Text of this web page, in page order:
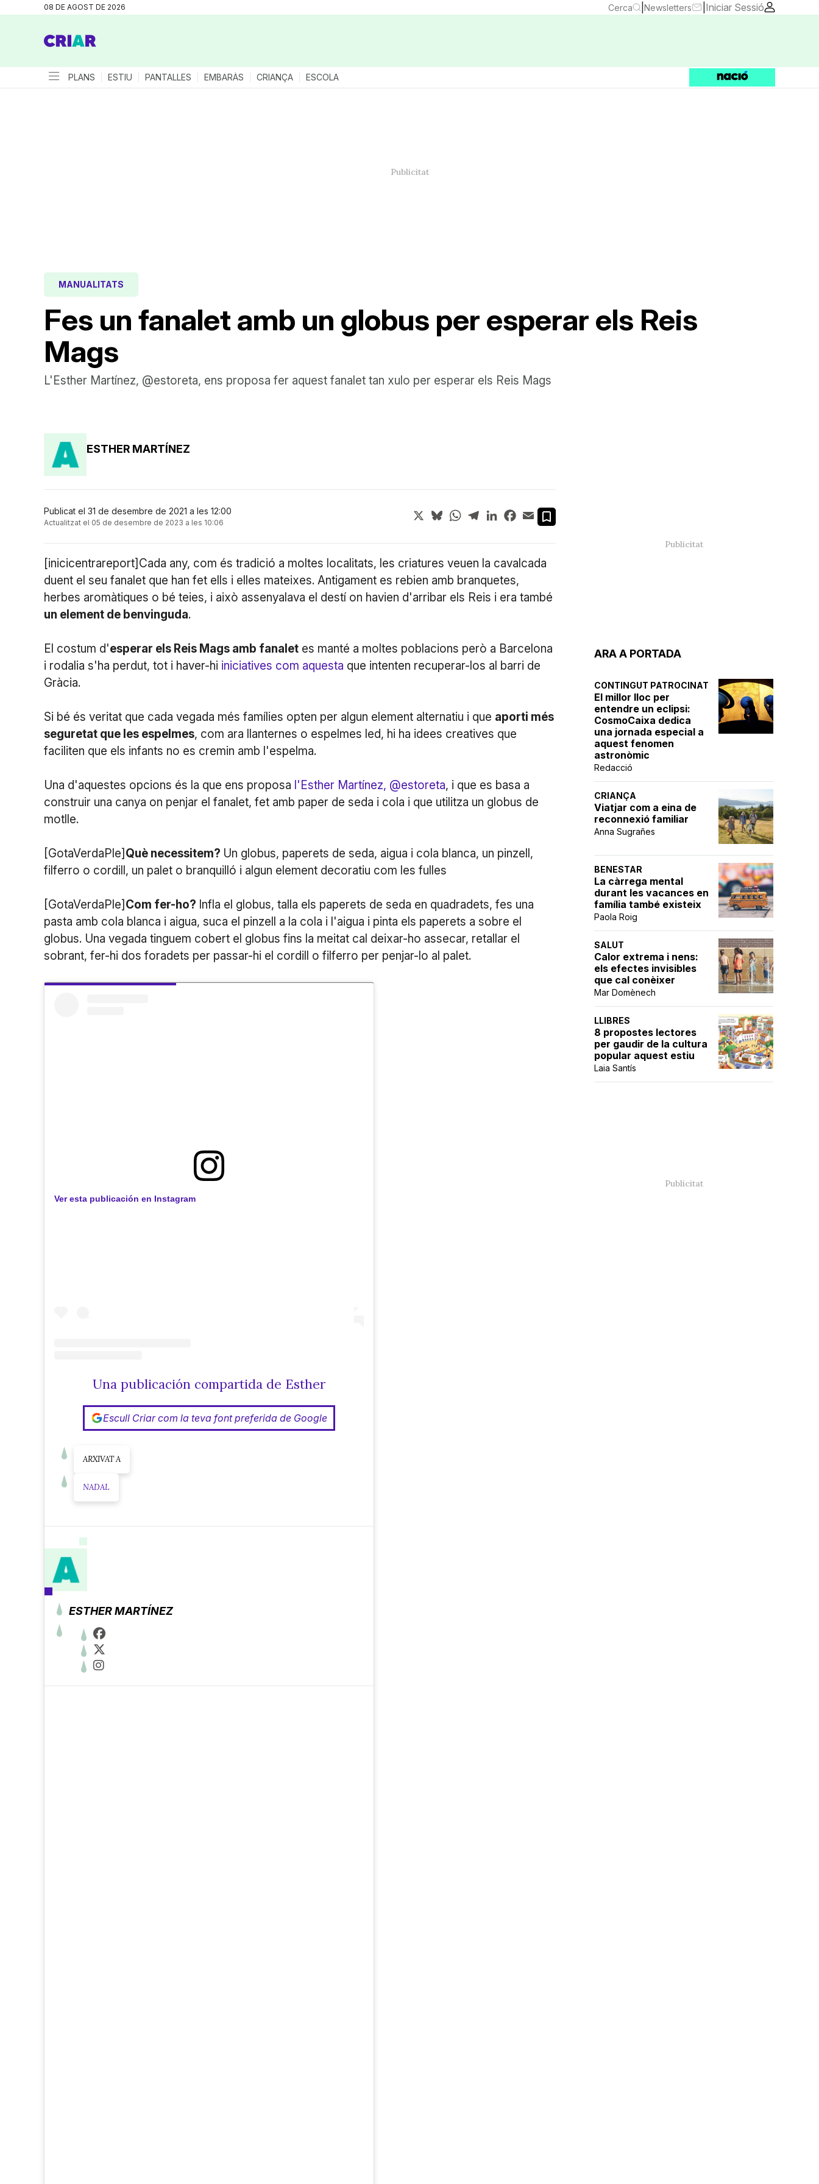
08 DE AGOST DE 2026 Cerca Newsletters Iniciar Sessió
PLANS ESTIU PANTALLES EMBARÀS CRIANÇA ESCOLA
Fes un fanalet amb un globus per esperar els Reis
Mags
MANUALITATS
L'Esther Martínez, @estoreta, ens proposa fer aquest fanalet tan xulo per esperar els Reis Mags
ARA A PORTADA
CONTINGUT PATROCINAT
El millor lloc per
entendre un eclipsi:
CosmoCaixa dedica
una jornada especial a
aquest fenomen
astronòmic
Redacció
CRIANÇA
Viatjar com a eina de
reconnexió familiar
Anna Sugrañes
BENESTAR
La càrrega mental
durant les vacances en
família també existeix
Paola Roig
SALUT
Calor extrema i nens:
els efectes invisibles
que cal conèixer
Mar Domènech
LLIBRES
8 propostes lectores
per gaudir de la cultura
popular aquest estiu
Laia Santís
ESTHER MARTÍNEZ
Publicat el 31 de desembre de 2021 a les 12:00
Actualitzat el 05 de desembre de 2023 a les 10:06
X BlueskyWhatsApp
TelegramLinkedInFacebook
Email
[inicicentrareport]Cada any, com és tradició a moltes localitats, les criatures veuen la cavalcada
duent el seu fanalet que han fet ells i elles mateixes. Antigament es rebien amb branquetes,
herbes aromàtiques o bé teies, i això assenyalava el destí on havien d'arribar els Reis i era també
un element de benvinguda.
El costum d'esperar els Reis Mags amb fanalet es manté a moltes poblacions però a Barcelona
i rodalia s'ha perdut, tot i haver-hi iniciatives com aquesta que intenten recuperar-los al barri de
Gràcia.
Si bé és veritat que cada vegada més famílies opten per algun element alternatiu i que aporti més
seguretat que les espelmes, com ara llanternes o espelmes led, hi ha idees creatives que
faciliten que els infants no es cremin amb l'espelma.
Una d'aquestes opcions és la que ens proposa l'Esther Martínez, @estoreta, i que es basa a
construir una canya on penjar el fanalet, fet amb paper de seda i cola i que utilitza un globus de
motlle.
[GotaVerdaPle] Què necessitem? Un globus, paperets de seda, aigua i cola blanca, un pinzell,
filferro o cordill, un palet o branquilló i algun element decoratiu com les fulles
[GotaVerdaPle] Com fer-ho? Infla el globus, talla els paperets de seda en quadradets, fes una
pasta amb cola blanca i aigua, suca el pinzell a la cola i l'aigua i pinta els paperets a sobre el
globus. Una vegada tinguem cobert el globus fins la meitat cal deixar-ho assecar, retallar el
sobrant, fer-hi dos foradets per passar-hi el cordill o filferro per penjar-lo al palet.
Ver esta publicación en Instagram
Una publicación compartida de Esther
Escull Criar com la teva font preferida de Google
ARXIVAT A
NADAL
ESTHER MARTÍNEZ